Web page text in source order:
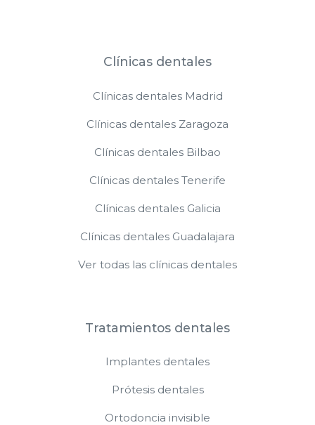
Clínicas dentales
Clínicas dentales Madrid
Clínicas dentales Zaragoza
Clínicas dentales Bilbao
Clínicas dentales Tenerife
Clínicas dentales Galicia
Clínicas dentales Guadalajara
Ver todas las clínicas dentales
Tratamientos dentales
Implantes dentales
Prótesis dentales
Ortodoncia invisible